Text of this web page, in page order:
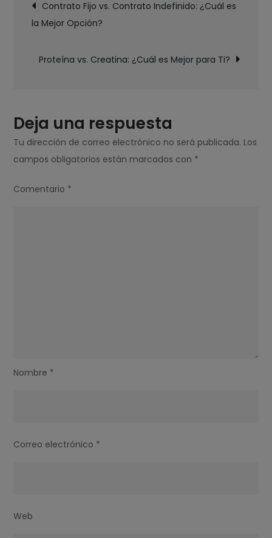
una
y
de
entradas
Contrato Fijo vs. Contrato Indefinido: ¿Cuál es
la Mejor Opción?
Proteína vs. Creatina: ¿Cuál es Mejor para Ti?
Deja una respuesta
Tu dirección de correo electrónico no será publicada. Los
campos obligatorios están marcados con *
Comentario *
Nombre *
Correo electrónico *
Web